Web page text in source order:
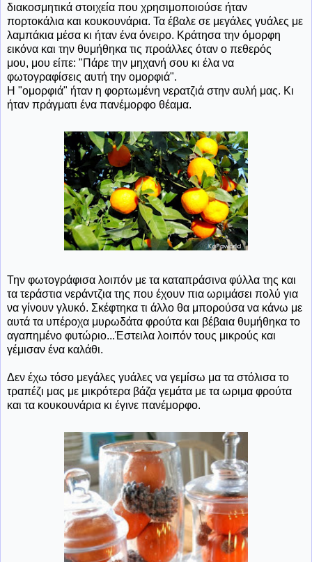
διακοσμητικά στοιχεία που χρησιμοποιούσε ήταν
πορτοκάλια και κουκουνάρια. Τα έβαλε σε μεγάλες γυάλες με
λαμπάκια μέσα κι ήταν ένα όνειρο. Κράτησα την όμορφη
εικόνα και την θυμήθηκα τις προάλλες όταν ο πεθερός
μου, μου είπε: "Πάρε την μηχανή σου κι έλα να
φωτογραφίσεις αυτή την ομορφιά".
Η "ομορφιά" ήταν η φορτωμένη νερατζιά στην αυλή μας. Κι
ήταν πράγματι ένα πανέμορφο θέαμα.
Την φωτογράφισα λοιπόν με τα καταπράσινα φύλλα της και
τα τεράστια νεράντζια της που έχουν πια ωριμάσει πολύ για
να γίνουν γλυκό. Σκέφτηκα τι άλλο θα μπορούσα να κάνω με
αυτά τα υπέροχα μυρωδάτα φρούτα και βέβαια θυμήθηκα το
αγαπημένο φυτώριο...Έστειλα λοιπόν τους μικρούς και
γέμισαν ένα καλάθι.
Δεν έχω τόσο μεγάλες γυάλες να γεμίσω μα τα στόλισα το
τραπέζι μας με μικρότερα βάζα γεμάτα με τα ωριμα φρούτα
και τα κουκουνάρια κι έγινε πανέμορφο.